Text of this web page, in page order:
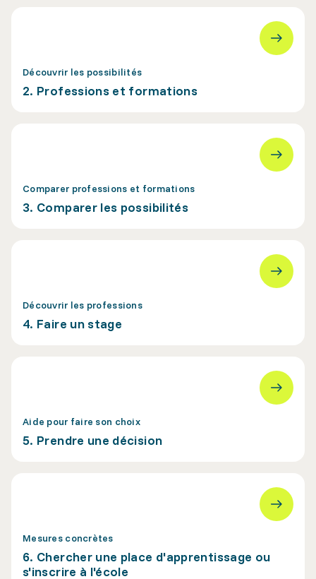
Découvrir les possibilités
2. Professions et formations
Comparer professions et formations
3. Comparer les possibilités
Découvrir les professions
4. Faire un stage
Aide pour faire son choix
5. Prendre une décision
Mesures concrètes
6. Chercher une place d'apprentissage ou
s'inscrire à l'école